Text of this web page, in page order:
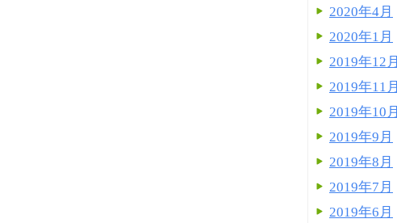
2020年4月
2020年1月
2019年12月
2019年11月
2019年10月
2019年9月
2019年8月
2019年7月
2019年6月